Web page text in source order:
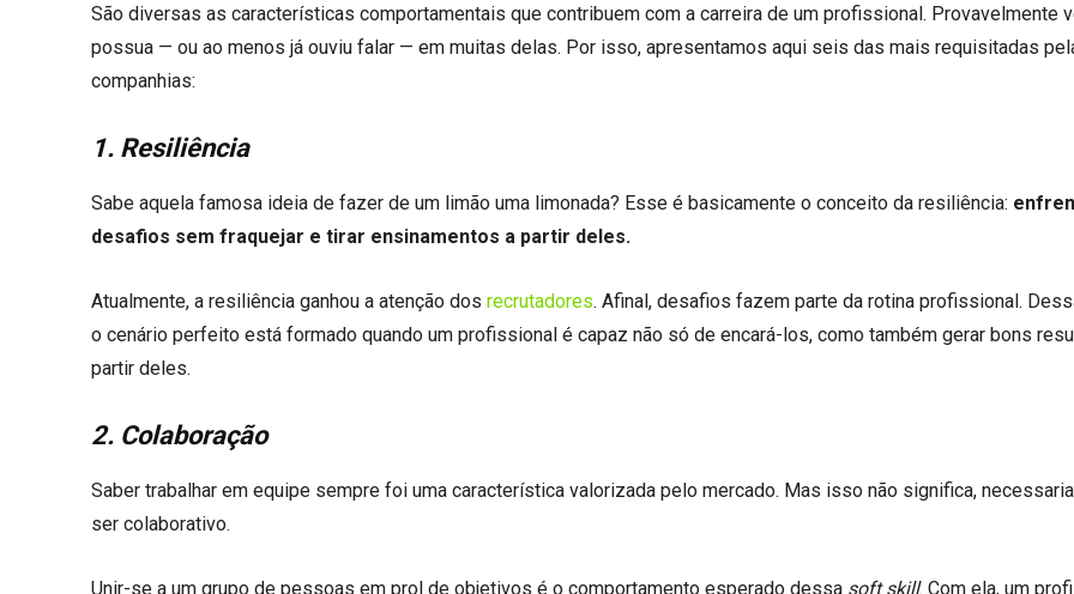
São diversas as características comportamentais que contribuem com a carreira de um profissional. Provavelmente
possua — ou ao menos já ouviu falar — em muitas delas. Por isso, apresentamos aqui seis das mais requisitadas
companhias:
1. Resiliência
Sabe aquela famosa ideia de fazer de um limão uma limonada? Esse é basicamente o conceito da resiliência:
desafios sem fraquejar e tirar ensinamentos a partir deles.
Atualmente, a resiliência ganhou a atenção dos recrutadores. Afinal, desafios fazem parte da rotina profissional.
o cenário perfeito está formado quando um profissional é capaz não só de encará-los, como também gerar bons
partir deles.
2. Colaboração
Saber trabalhar em equipe sempre foi uma característica valorizada pelo mercado. Mas isso não significa,
ser colaborativo.
Unir-se a um grupo de pessoas em prol de objetivos é o comportamento esperado dessa soft skill. Com ela, um